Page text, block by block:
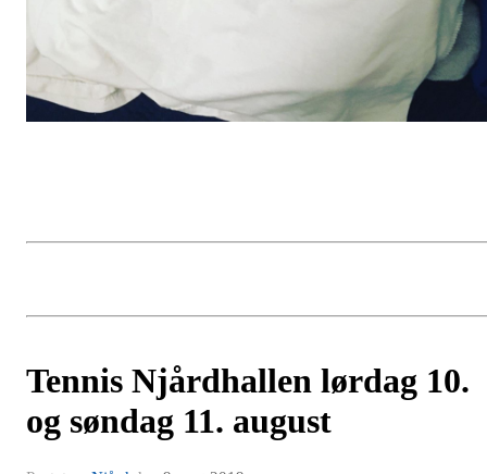
Tennis Njårdhallen lørdag 10.
og søndag 11. august